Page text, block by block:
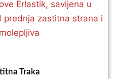
Traka